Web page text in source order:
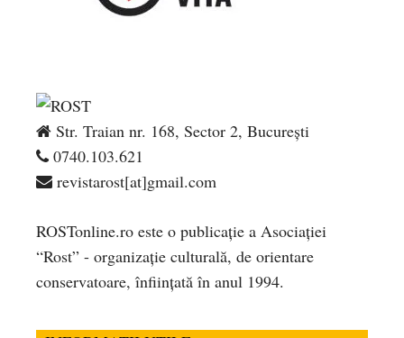
Str. Traian nr. 168, Sector 2, București
0740.103.621
revistarost[at]gmail.com
ROSTonline.ro este o publicaţie a Asociaţiei
“Rost” - organizaţie culturală, de orientare
conservatoare, înfiinţată în anul 1994.